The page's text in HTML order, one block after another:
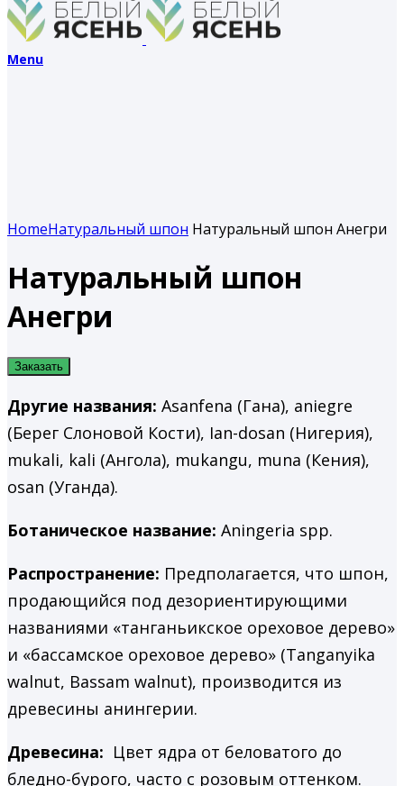
Menu
HomeНатуральный шпон Натуральный шпон Анегри
Натуральный шпон
Анегри
Заказать
Другие названия: Asanfena (Гана), aniegre
(Берег Слоновой Кости), Ian-dosan (Нигерия),
mukali, kali (Ангола), mukangu, muna (Ке­ния),
osan (Уганда).
Ботаническое название: Aningeria spp.
Распространение: Предполагается, что шпон,
продающийся под дезориентирующими
названиями «танганьикское ореховое дерево»
и «бассамское ореховое дерево» (Tanganyika
walnut, Bassam walnut), производится из
древесины анингерии.
Древесина: Цвет ядра от беловатого до
бледно-бурого, часто с розовым оттенком.